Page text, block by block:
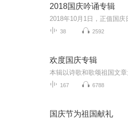
2018国庆吟诵专辑
38 2592
欢度国庆专辑
167 6788
国庆节为祖国献礼